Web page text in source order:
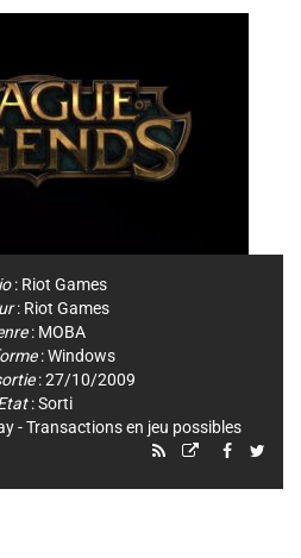
: Riot Games
: Riot Games
: MOBA
:Windows
: 27/10/2009
: Sorti
- Transactions en jeu possibles